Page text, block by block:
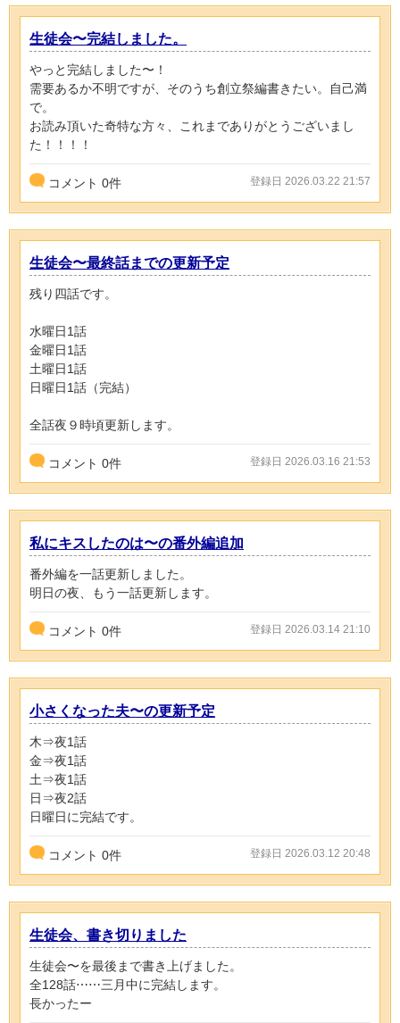
生徒会〜完結しました。
やっと完結しました〜！
需要あるか不明ですが、そのうち創立祭編書きたい。自己満
で。
お読み頂いた奇特な方々、これまでありがとうございまし
た！！！！
コメント 0件 登録日 2026.03.22 21:57
生徒会〜最終話までの更新予定
残り四話です。
水曜日1話
金曜日1話
土曜日1話
日曜日1話（完結）
全話夜９時頃更新します。
コメント 0件 登録日 2026.03.16 21:53
私にキスしたのは〜の番外編追加
番外編を一話更新しました。
明日の夜、もう一話更新します。
コメント 0件 登録日 2026.03.14 21:10
小さくなった夫〜の更新予定
木⇒夜1話
金⇒夜1話
土⇒夜1話
日⇒夜2話
日曜日に完結です。
コメント 0件 登録日 2026.03.12 20:48
生徒会、書き切りました
生徒会〜を最後まで書き上げました。
全128話⋯⋯三月中に完結します。
長かったー